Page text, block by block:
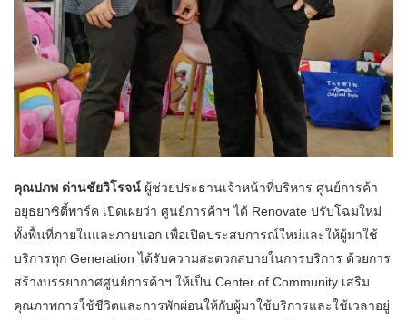
คุณปภพ ด่านชัยวิโรจน์ ผู้ช่วยประธานเจ้าหน้าที่บริหาร ศูนย์การค้า
อยุธยาซิตี้พาร์ค เปิดเผยว่า ศูนย์การค้าฯ ได้ Renovate ปรับโฉมใหม่
ทั้งพื้นที่ภายในและภายนอก เพื่อเปิดประสบการณ์ใหม่และให้ผู้มาใช้
บริการทุก Generation ได้รับความสะดวกสบายในการบริการ ด้วยการ
สร้างบรรยากาศศูนย์การค้าฯ ให้เป็น Center of Community เสริม
คุณภาพการใช้ชีวิตและการพักผ่อนให้กับผู้มาใช้บริการและใช้เวลาอยู่